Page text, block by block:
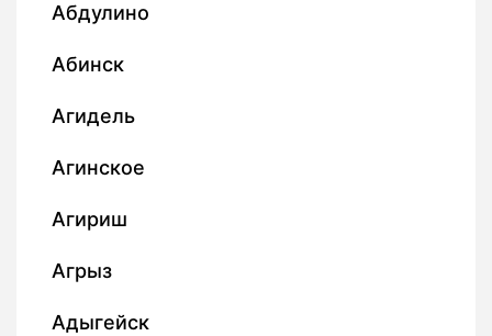
Абдулино
Абинск
Агидель
Агинское
Агириш
Агрыз
Адыгейск